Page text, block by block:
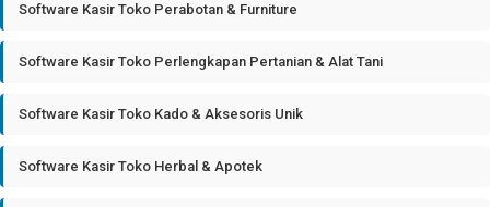
Software Kasir Toko Perabotan & Furniture
Software Kasir Toko Perlengkapan Pertanian & Alat Tani
Software Kasir Toko Kado & Aksesoris Unik
Software Kasir Toko Herbal & Apotek